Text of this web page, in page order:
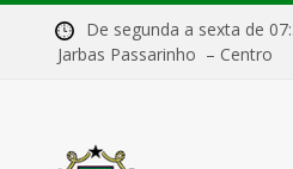
De segunda a sexta de
Jarbas Passarinho –